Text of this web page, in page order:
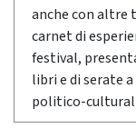
anche con altre
carnet di
festival,
libri e di serate
politico-